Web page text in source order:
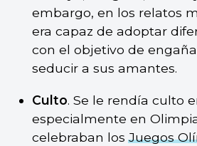
embargo, en los relatos
era capaz de adoptar
con el objetivo de
seducir a sus amantes.
Culto. Se le rendía culto
especialmente en
celebraban losJuegos